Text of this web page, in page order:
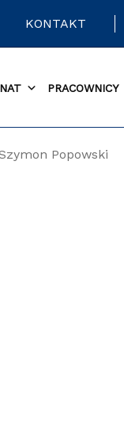
KONTAKT
PRACOWNICY
Popowski